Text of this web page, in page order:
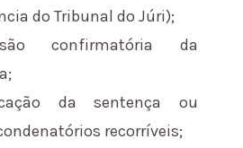
do Tribunal do Júri);
confirmatória da
da sentença ou
recorríveis;